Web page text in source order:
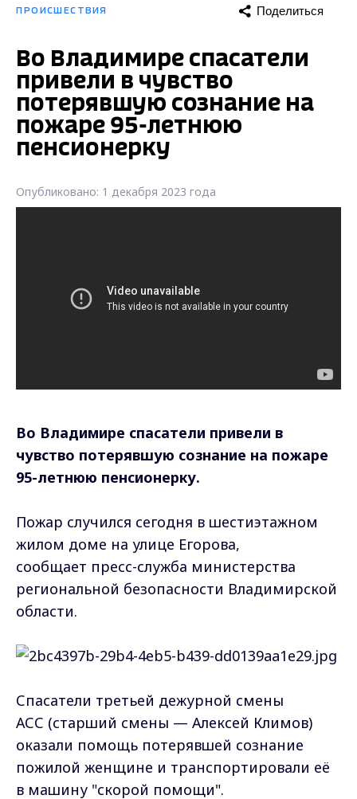
ПРОИСШЕСТВИЯ Поделиться
Во Владимире спасатели
привели в чувство
потерявшую сознание на
пожаре 95-летнюю
пенсионерку
Опубликовано: 1 декабря 2023 года
Во Владимире спасатели привели в
чувство потерявшую сознание на пожаре
95-летнюю пенсионерку.
Пожар случился сегодня в шестиэтажном
жилом доме на улице Егорова,
сообщает пресс-служба министерства
региональной безопасности Владимирской
области.
Спасатели третьей дежурной смены
АСС (старший смены — Алексей Климов)
оказали помощь потерявшей сознание
пожилой женщине и транспортировали её
в машину "скорой помощи".